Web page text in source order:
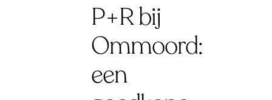
P+R bij
Ommoord:
een